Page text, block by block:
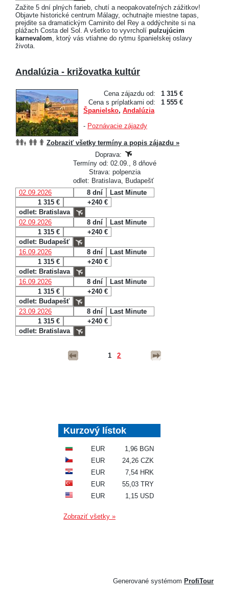
Zažite 5 dní plných farieb, chutí a neopakovateľných zážitkov!
Objavte historické centrum Málagy, ochutnajte miestne tapas,
prejdite sa dramatickým Caminito del Rey a oddýchnite si na
plážach Costa del Sol. A všetko to vyvrcholí pulzujúcim
karnevalom , ktorý vás vtiahne do rytmu španielskej oslavy
života.
Andalúzia - križovatka kultúr
Cena zájazdu od:
1 315 €
Cena s príplatkami od:
1 555 €
Španielsko, Andalúzia
- Poznávacie zájazdy
Zobraziť všetky termíny a popis zájazdu »
Doprava:
Termíny od: 02.09., 8 dňové
Strava: polpenzia
odlet: Bratislava, Budapešť
02.09.2026
8 dní
Last Minute
1 315 €
+240 €
odlet: Bratislava
02.09.2026
8 dní
Last Minute
1 315 €
+240 €
odlet: Budapešť
16.09.2026
8 dní
Last Minute
1 315 €
+240 €
odlet: Bratislava
16.09.2026
8 dní
Last Minute
1 315 €
+240 €
odlet: Budapešť
23.09.2026
8 dní
Last Minute
1 315 €
+240 €
odlet: Bratislava
1 2
Kurzový lístok
EUR
1,96 BGN
EUR
24,26 CZK
EUR
7,54 HRK
EUR
55,03 TRY
EUR
1,15 USD
Zobraziť všetky »
Generované systémom ProfiTour